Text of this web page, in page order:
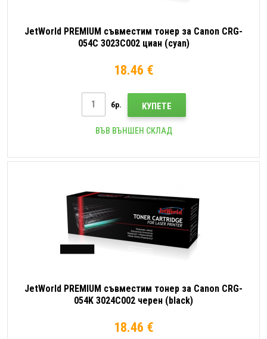
JetWorld PREMIUM съвместим тонер за Canon CRG-
054C 3023C002 циан (cyan)
18.46 €
бр. КУПЕТЕ
ВЪВ ВЪНШЕН СКЛАД
JetWorld PREMIUM съвместим тонер за Canon CRG-
054K 3024C002 черен (black)
18.46 €